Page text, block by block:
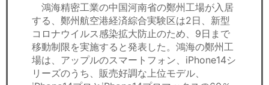
鴻海精密工業の中国河南省の鄭州工場が入居
する、鄭州航空港経済綜合実験区は2日、新型
コロナウイルス感染拡大防止のため、9日まで
移動制限を実施すると発表した。鴻海の鄭州工
場は、アップルのスマートフォン、iPhone14シ
リーズのうち、販売好調な上位モデル、